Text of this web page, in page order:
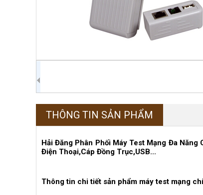
THÔNG TIN SẢN PHẨM
Hải Đăng Phân Phối Máy Test Mạng Đa
Điện Thoại,Cáp Đồng Trục,USB...
Thông tin chi tiết sản phẩm máy test mạng